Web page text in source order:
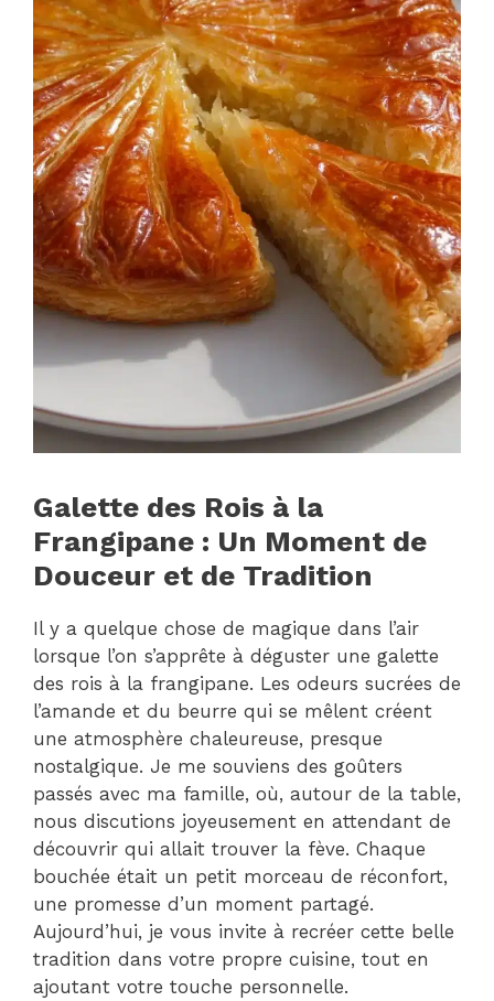
Galette des Rois à la
Frangipane : Un Moment de
Douceur et de Tradition
Il y a quelque chose de magique dans l’air
lorsque l’on s’apprête à déguster une galette
des rois à la frangipane. Les odeurs sucrées de
l’amande et du beurre qui se mêlent créent
une atmosphère chaleureuse, presque
nostalgique. Je me souviens des goûters
passés avec ma famille, où, autour de la table,
nous discutions joyeusement en attendant de
découvrir qui allait trouver la fève. Chaque
bouchée était un petit morceau de réconfort,
une promesse d’un moment partagé.
Aujourd’hui, je vous invite à recréer cette belle
tradition dans votre propre cuisine, tout en
ajoutant votre touche personnelle.